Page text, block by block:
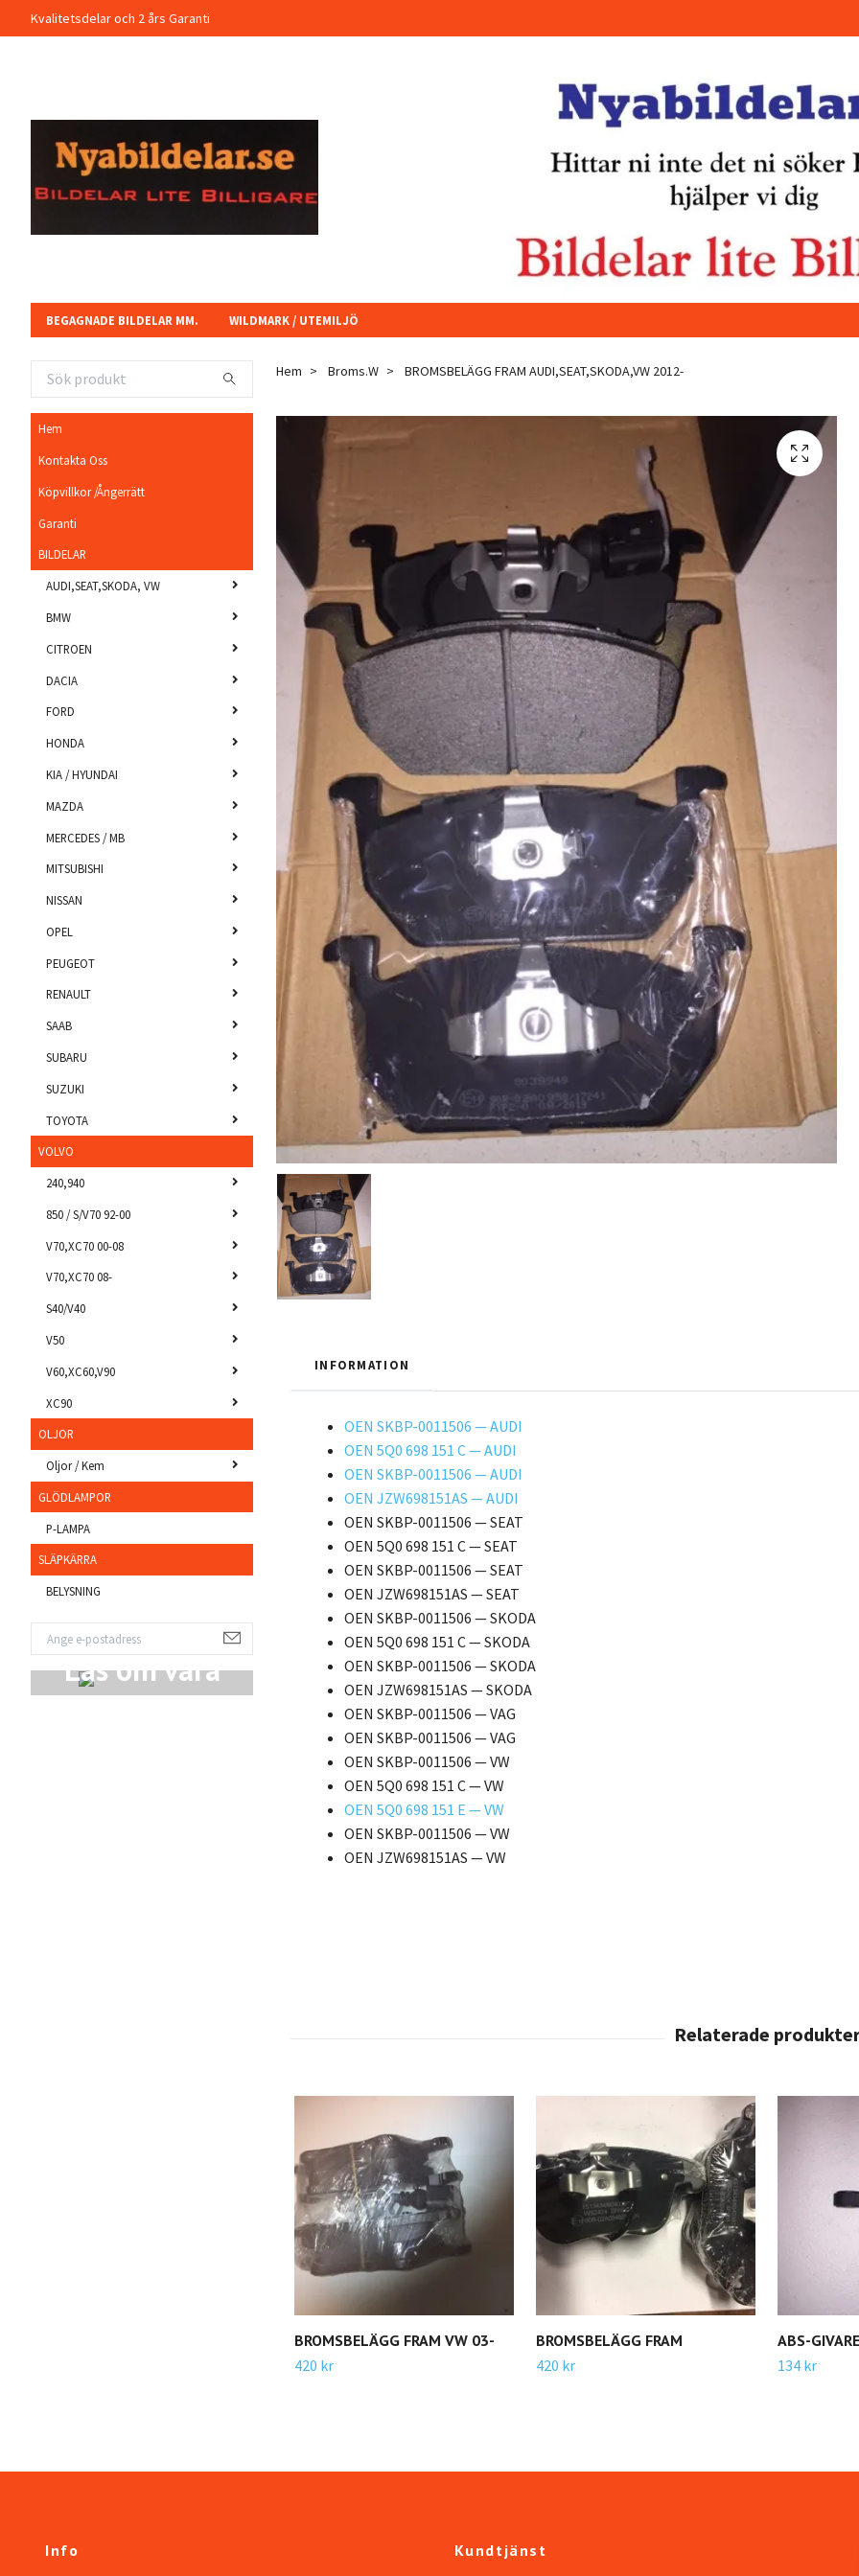
Kvalitetsdelar och 2 års Garanti
BEGAGNADE BILDELAR MM. WILDMARK / UTEMILJÖ
Hem
Kontakta Oss
Köpvillkor /Ångerrätt
Garanti
BILDELAR
AUDI,SEAT,SKODA, VW
BMW
CITROEN
DACIA
FORD
HONDA
KIA / HYUNDAI
MAZDA
MERCEDES / MB
MITSUBISHI
NISSAN
OPEL
PEUGEOT
RENAULT
SAAB
SUBARU
SUZUKI
TOYOTA
VOLVO
240,940
850 / S/V70 92-00
V70,XC70 00-08
V70,XC70 08-
S40/V40
V50
V60,XC60,V90
XC90
OLJOR
Oljor / Kem
GLÖDLAMPOR
P-LAMPA
SLÄPKÄRRA
BELYSNING
Läs om våra
Produkter
Hem Broms.W BROMSBELÄGG FRAM AUDI,SEAT,SKODA,VW 2012-
INFORMATION
OEN SKBP-0011506 — AUDI
OEN 5Q0 698 151 C — AUDI
OEN SKBP-0011506 — AUDI
OEN JZW698151AS — AUDI
OEN SKBP-0011506 — SEAT
OEN 5Q0 698 151 C — SEAT
OEN SKBP-0011506 — SEAT
OEN JZW698151AS — SEAT
OEN SKBP-0011506 — SKODA
OEN 5Q0 698 151 C — SKODA
OEN SKBP-0011506 — SKODA
OEN JZW698151AS — SKODA
OEN SKBP-0011506 — VAG
OEN SKBP-0011506 — VAG
OEN SKBP-0011506 — VW
OEN 5Q0 698 151 C — VW
OEN 5Q0 698 151 E — VW
OEN SKBP-0011506 — VW
OEN JZW698151AS — VW
BROMSBELÄGG FRAM VW 03-
420 kr
BROMSBELÄGG FRAM
420 kr
ABS-
134 kr
Info Kundtjänst